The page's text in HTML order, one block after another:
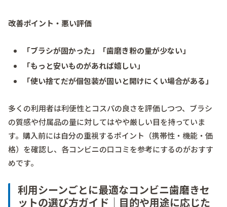
改善ポイント・悪い評価
「ブラシが固かった」「歯磨き粉の量が少ない」
「もっと安いものがあれば嬉しい」
「使い捨てだが個包装が固いと開けにくい場合がある」
多くの利用者は利便性とコスパの良さを評価しつつ、ブラシ
の質感や付属品の量に対してはやや厳しい目を持っていま
す。購入前には自分の重視するポイント（携帯性・機能・価
格）を確認し、各コンビニの口コミを参考にするのがおすす
めです。
利用シーンごとに最適なコンビニ歯磨きセ
ットの選び方ガイド｜目的や用途に応じた